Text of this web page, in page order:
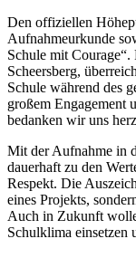
Den offiziellen
Aufnahmeurkunde
Schule mit
Scheersberg,
Schule während des
großem Engagement
bedanken wir uns
Mit der Aufnahme in
dauerhaft zu den
Respekt. Die
eines Projekts,
Auch in Zukunft
Schulklima einsetzen